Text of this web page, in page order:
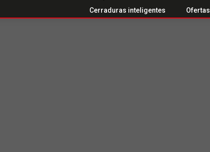
Cerraduras inteligentes
Ofertas